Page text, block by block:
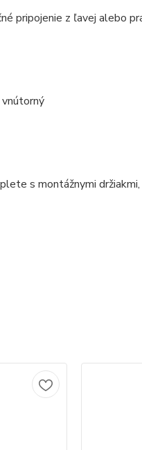
pripojenie z ľavej alebo
s montážnymi